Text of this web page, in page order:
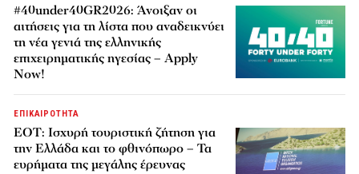
#40under40GR2026: Άνοιξαν οι
αιτήσεις για τη λίστα που αναδεικνύει
τη νέα γενιά της ελληνικής
επιχειρηματικής ηγεσίας – Apply
Now!
ΕΠΙΚΑΙΡΟΤΗΤΑ
ΕΟΤ: Ισχυρή τουριστική ζήτηση για
την Ελλάδα και το φθινόπωρο – Τα
ευρήματα της μεγάλης έρευνας